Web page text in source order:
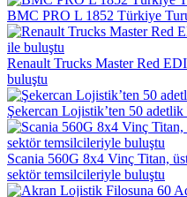
BMC PRO L 1852 Türkiye
Renault Trucks Master Red
buluştu
Şekercan Lojistik’ten 50 adetlik
Scania 560G 8x4 Vinç Titan,
sektör temsilcileriyle buluştu